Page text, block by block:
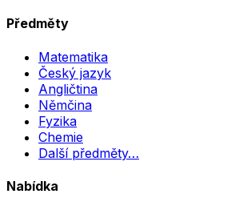
Předměty
Matematika
Český jazyk
Angličtina
Němčina
Fyzika
Chemie
Další předměty…
Nabídka